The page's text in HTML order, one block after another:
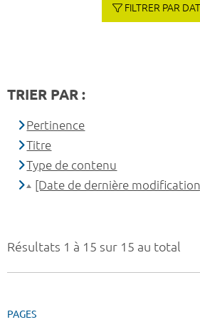
Résultats 1 à 15 sur 15 au total
PAGES
FILTRER PAR
TRIER PAR :
Pertinence
Titre
Type de contenu
[Date de dernière